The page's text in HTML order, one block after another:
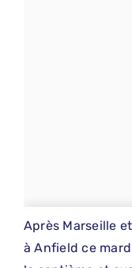
Après Marseille
à Anfield ce